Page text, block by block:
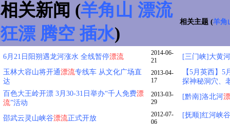
相关新闻 (羊角山 漂流
狂漂 腾空 插水)
相关主题 (羊角
6月21日阳朔遇龙河涨水 全线暂停漂流
2014-06-
21
玉林大容山将开通漂流专线车 从文化广场直
达
2013-04-
17
百色大王岭开漂 3月30-31日举办“千人免费漂
流”活动
2013-03-
29
邵武云灵山峡谷漂流正式开放
2012-07-
06
[三门峡]大黄河
【5月英西】
探神秘洞穴、
[黔南]洛北河
[抚顺]红河峡谷